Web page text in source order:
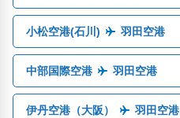
小松空港(石川) 羽田空港
中部国際空港 羽田空港
伊丹空港（大阪） 羽田空港